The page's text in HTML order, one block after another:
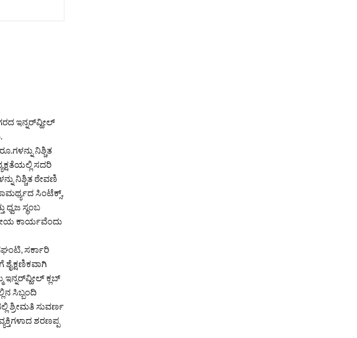
ಇನ್ನರ್‌ವ್ಹೀಲ್
ನಿಶ್ಚಿತ
ಸದರಿ
ನಿಶ್ಚಿತ ಠೇವಣಿ
ಸಿಂಟೆಕ್ಸ್,
ಸ್ಥಂಬ
ಕಾರ್ಯವೆಂದು
ಸರ್ಕಾರಿ
ಕ್ಲಬ್
ಸಿಬ್ಬಂದಿ
ಶ್ರೀಮತಿ ಸುವರ್ಣ
ಶರಣಪ್ಪ